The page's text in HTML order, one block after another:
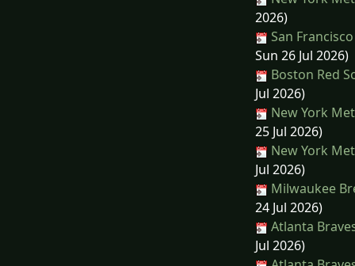
2026)
San
Sun 26 Jul 2026)
Boston Red
Jul 2026)
New York
25 Jul 2026)
New York
Jul 2026)
Milwaukee
24 Jul 2026)
Atlanta
Jul 2026)